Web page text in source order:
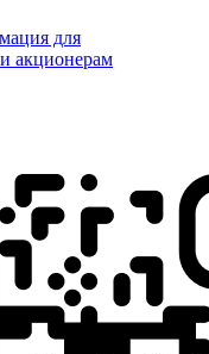
для
акционерам